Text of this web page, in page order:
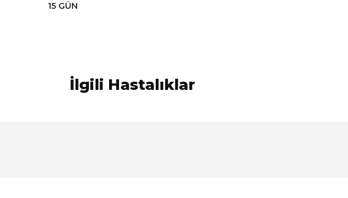
15 GÜN
İlgili Hastalıklar